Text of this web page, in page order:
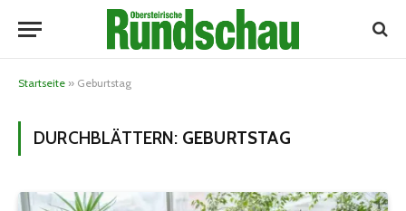
Startseite » Geburtstag
DURCHBLÄTTERN: GEBURTSTAG